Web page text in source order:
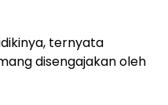
ternyata
disengajakan oleh